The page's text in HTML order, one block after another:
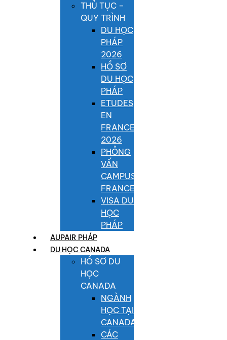
THỦ TỤC –
QUY TRÌNH
DU HỌC
PHÁP
2026
HỒ SƠ
DU HỌC
PHÁP
ETUDES
EN
FRANCE
2026
PHỎNG
VẤN
CAMPUS
FRANCE
VISA DU
HỌC
PHÁP
AUPAIR PHÁP
DU HỌC CANADA
HỒ SƠ DU
HỌC
CANADA
NGÀNH
HỌC TẠI
CANADA
CÁC